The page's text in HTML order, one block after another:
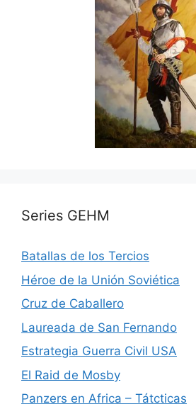
Series GEHM
Batallas de los Tercios
Héroe de la Unión Soviética
Cruz de Caballero
Laureada de San Fernando
Estrategia Guerra Civil USA
El Raid de Mosby
Panzers en Africa – Tátcticas